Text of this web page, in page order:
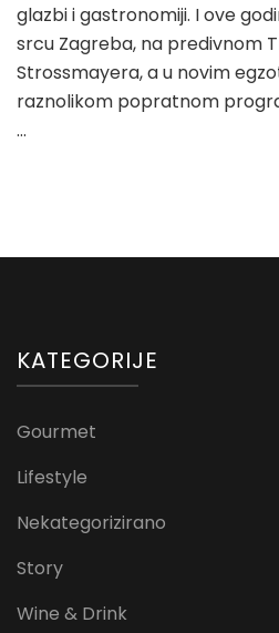
glazbi i gastronomiji. I ove
srcu Zagreba, na predivnom
Strossmayera, a u novim
raznolikom popratnom
…
KATEGORIJE
Gourmet
Lifestyle
Nekategorizirano
Story
Wine & Drink